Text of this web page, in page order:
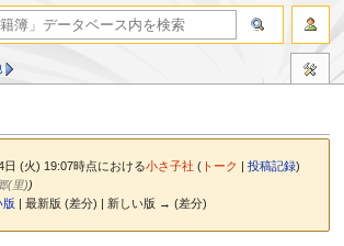
日 (火) 19:07時点における小さ子社 ( トーク |投稿記録)
(里))
| 最新版 (差分) | 新しい版 → (差分)